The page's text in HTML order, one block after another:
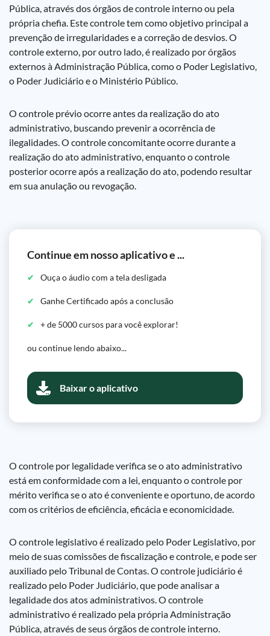
Pública, através dos órgãos de controle interno ou pela
própria chefia. Este controle tem como objetivo principal a
prevenção de irregularidades e a correção de desvios. O
controle externo, por outro lado, é realizado por órgãos
externos à Administração Pública, como o Poder Legislativo,
o Poder Judiciário e o Ministério Público.
O controle prévio ocorre antes da realização do ato
administrativo, buscando prevenir a ocorrência de
ilegalidades. O controle concomitante ocorre durante a
realização do ato administrativo, enquanto o controle
posterior ocorre após a realização do ato, podendo resultar
em sua anulação ou revogação.
Continue em nosso aplicativo e ...
Ouça o áudio com a tela desligada
Ganhe Certificado após a conclusão
+ de 5000 cursos para você explorar!
ou continue lendo abaixo...
Baixar o aplicativo
O controle por legalidade verifica se o ato administrativo
está em conformidade com a lei, enquanto o controle por
mérito verifica se o ato é conveniente e oportuno, de acordo
com os critérios de eficiência, eficácia e economicidade.
O controle legislativo é realizado pelo Poder Legislativo, por
meio de suas comissões de fiscalização e controle, e pode ser
auxiliado pelo Tribunal de Contas. O controle judiciário é
realizado pelo Poder Judiciário, que pode analisar a
legalidade dos atos administrativos. O controle
administrativo é realizado pela própria Administração
Pública, através de seus órgãos de controle interno.